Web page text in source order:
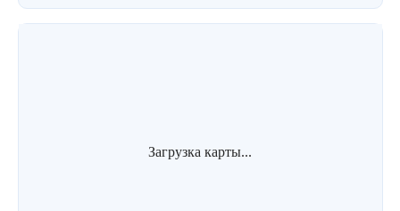
Загрузка карты...